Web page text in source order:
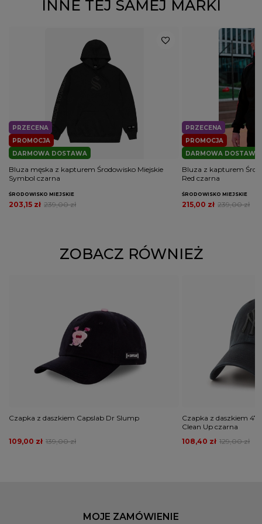
INNE TEJ SAMEJ MARKI
PROMOCJA
PRZECENA
DARMOWA DOSTAWA
Bluza męska z kapturem Środowisko Miejskie
Symbol czarna
ŚRODOWISKO MIEJSKIE
239,00 zł
203,15 zł
PROMOCJA
PRZECENA
DARMOWA DOSTAWA
Bluza z kapturem
Red czarna
ŚRODOWISKO MIEJSKIE
239,00 zł
215,00 zł
ZOBACZ RÓWNIEŻ
Czapka z daszkiem Capslab Dr Slump
139,00 zł
109,00 zł
Czapka z daszkiem 47
Clean Up czarna
129,00 zł
108,40 zł
MOJE ZAMÓWIENIE